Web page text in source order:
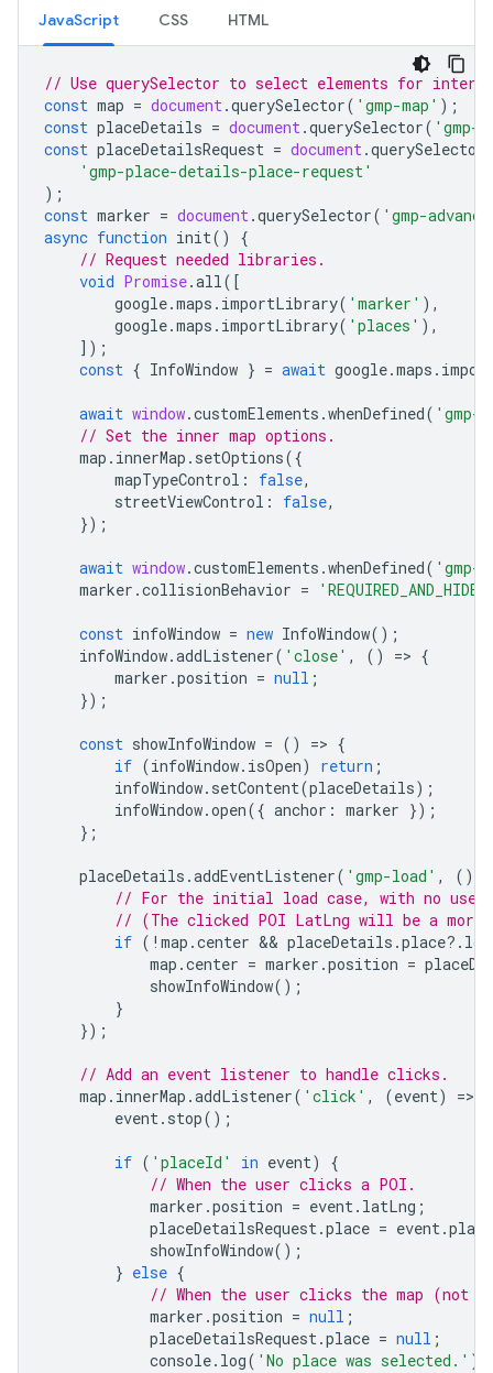
JavaScript CSS HTML
// Use querySelector to select elements for
const map = document.querySelector( 'gmp-map' );
const placeDetails = document.querySelector( 'gmp-
const placeDetailsRequest = document.querySelector
'gmp-place-details-place-request'
);
const marker = document.querySelector( 'gmp-
async function init()
{
// Request needed libraries.
void Promise.all([
google.maps . importLibrary( 'marker' ),
google.maps . importLibrary( 'places' ),
]);
const { InfoWindow } = await google.maps .
await window.customElements .whenDefined( 'gmp-
// Set the inner map options.
map . innerMap . setOptions({
mapTypeControl : false,
streetViewControl : false,
});
await window.customElements .whenDefined( 'gmp-
marker .collisionBehavior =
const infoWindow = new InfoWindow();
infoWindow.addListener( 'close' , () => {
marker .position = null ;
});
const showInfoWindow = () => {
if (infoWindow. isOpen) return ;
infoWindow. setContent(placeDetails);
infoWindow.open({ anchor : marker });
};
placeDetails .addEventListener( 'gmp-load' , ()
// For the initial load case, with no user
// (The clicked POI LatLng will be a
if ( ! map .center && placeDetails .place? .
map .center = marker .position =
showInfoWindow();
}
});
// Add an event listener to handle clicks.
map . innerMap .addListener( 'click' , (event) =>
event. stop();
if ( 'placeId' in event)
{
// When the user clicks a POI.
marker .position = event. latLng ;
placeDetailsRequest.place = event.
showInfoWindow();
} else {
// When the user clicks the map (not
marker .position = null ;
placeDetailsRequest.place = null ;
console. log( 'No place was selected.' );